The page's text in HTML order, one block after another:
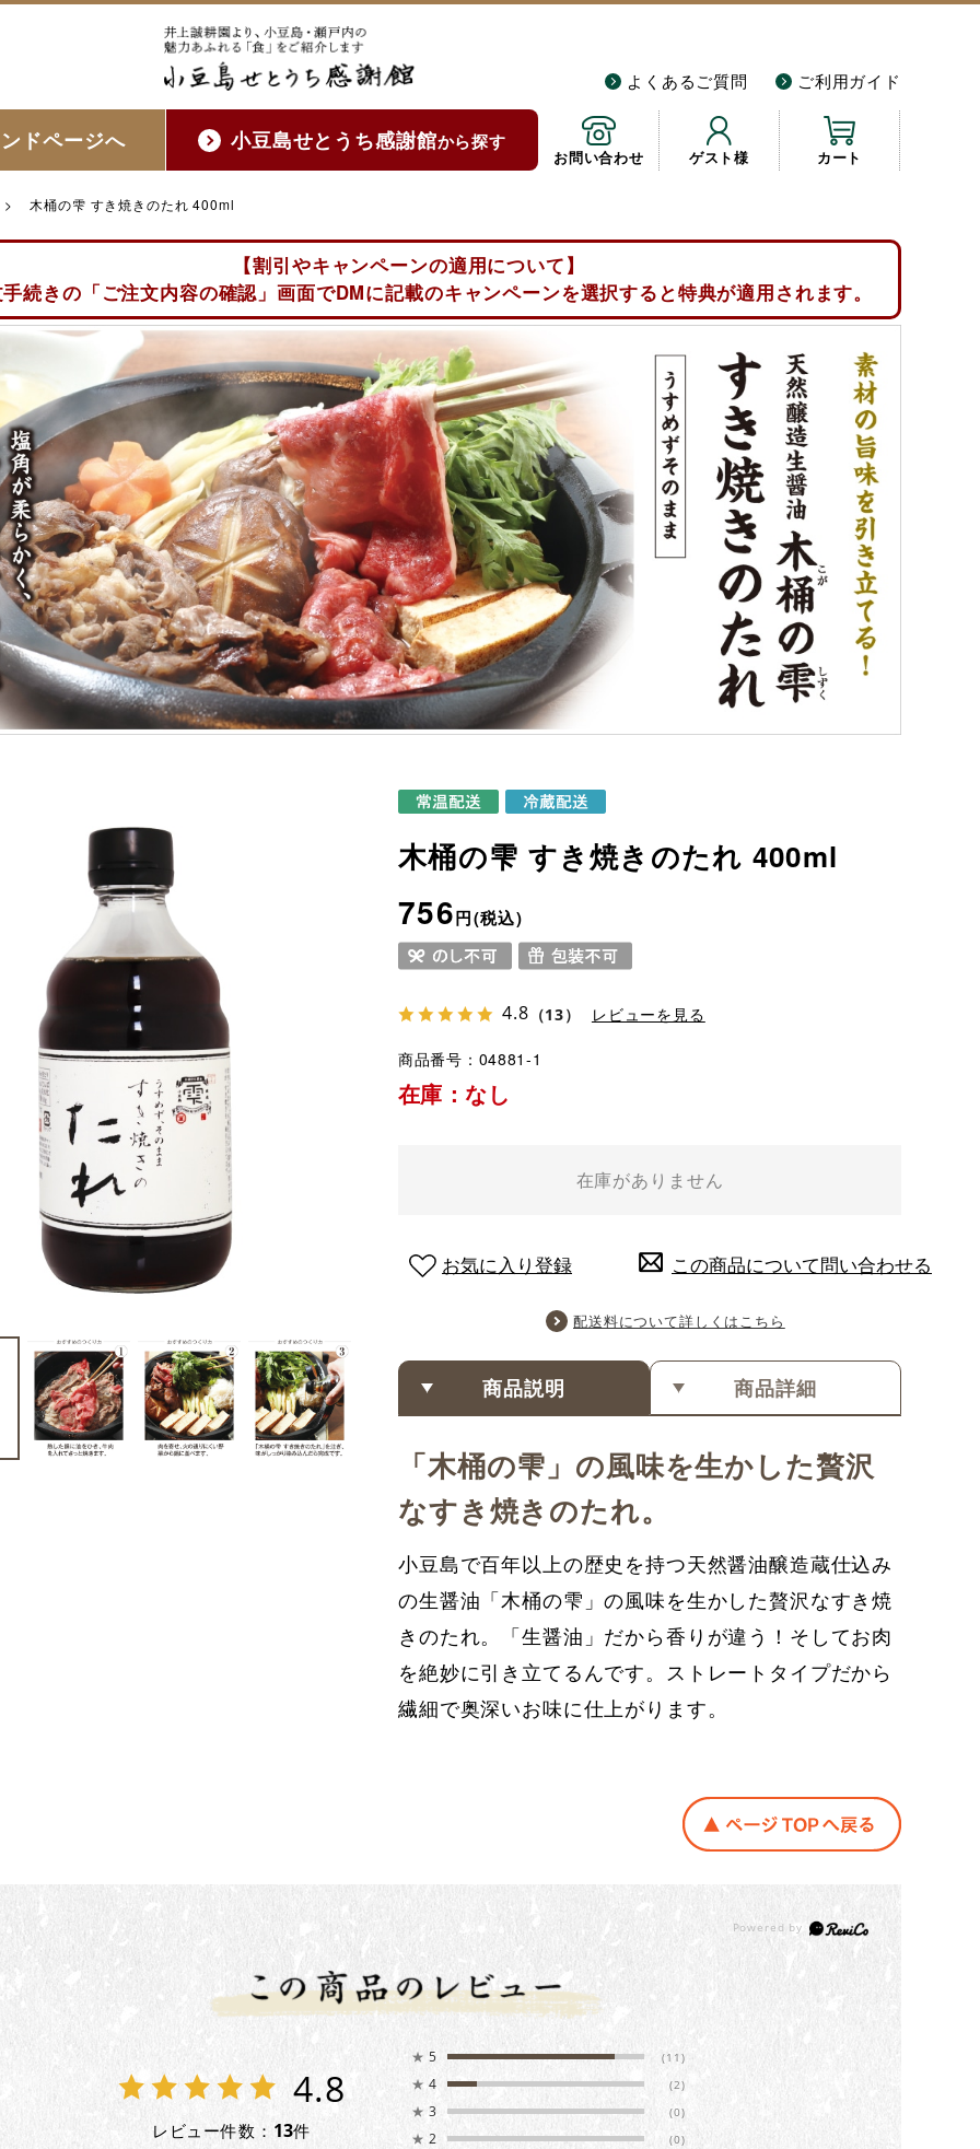
よくあるご質問 ご利用ガイド
ドページへ 小豆島せとうち感謝館から探す
お問い合わせ ゲスト様 カート
> 木桶の雫 すき焼きのたれ 400ml
【割引やキャンペーンの適用について】
続きの「ご注文内容の確認」画面でDMに記載のキャンペーンを選択すると特典が適用されます。
木桶の雫 すき焼きのたれ 400ml
756円
商品番号 04881-1
在庫：なし
在庫がありません
この商品について問い合わせる
お気に入り登録
4.8 （13） レビューを見る
配送料について詳しくはこちら
商品説明 商品詳細
「木桶の雫」の風味を生かした贅沢
なすき焼きのたれ。
小豆島で百年以上の歴史を持つ天然醤油醸造蔵仕込み
の生醤油「木桶の雫」の風味を生かした贅沢なすき焼
きのたれ。「生醤油」だから香りが違う！そしてお肉
を絶妙に引き立てるんです。ストレートタイプだから
繊細で奥深いお味に仕上がります。
4.8
レビュー件数： 13件
★ 5 (11)
★ 4 (2)
★ 3 (0)
★ 2 (0)